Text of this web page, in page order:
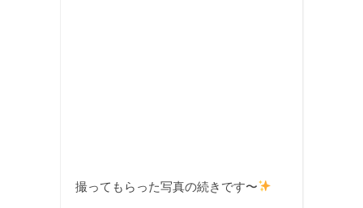
撮ってもらった写真の続きです〜